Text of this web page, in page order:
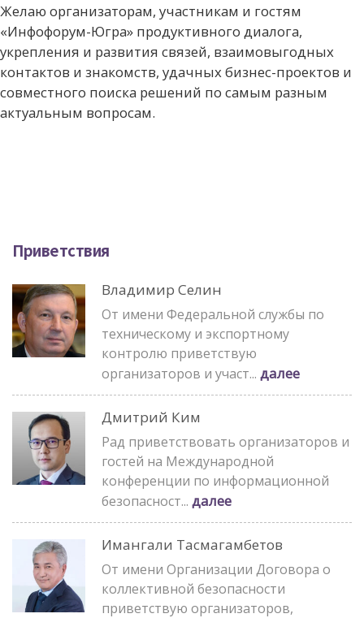
Желаю организаторам, участникам и гостям
«Инфофорум-Югра» продуктивного диалога,
укрепления и развития связей, взаимовыгодных
контактов и знакомств, удачных бизнес-проектов и
совместного поиска решений по самым разным
актуальным вопросам.
Приветствия
Владимир Селин
От имени Федеральной службы по
техническому и экспортному
контролю приветствую
организаторов и участ... далее
Дмитрий Ким
Рад приветствовать организаторов и
гостей на Международной
конференции по информационной
безопасност... далее
Имангали Тасмагамбетов
От имени Организации Договора о
коллективной безопасности
приветствую организаторов,